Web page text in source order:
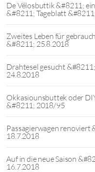
De Vëlosbuttik &#8211;
&#8211; Tageblatt
Zweites Leben für
&#8211; 25.8.2018
Drahtesel gesucht
24.8.2018
Okkasiounsbuttek oder
&#8211; 2018/95
Passagierwagen renoviert
18.7.2018
Auf in die neue Saison
16.7.2018